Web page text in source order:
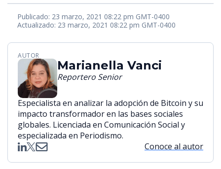
Publicado: 23 marzo, 2021 08:22 pm GMT-0400
Actualizado: 23 marzo, 2021 08:22 pm GMT-0400
AUTOR
Marianella Vanci
Reportero Senior
Especialista en analizar la adopción de Bitcoin y su
impacto transformador en las bases sociales
globales. Licenciada en Comunicación Social y
especializada en Periodismo.
Conoce al autor